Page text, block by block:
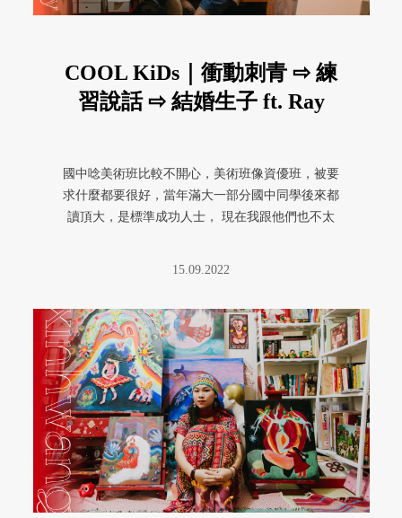
COOL KiDs｜衝動刺青 ⇨ 練
習說話 ⇨ 結婚生子 ft. Ray
國中唸美術班比較不開心，美術班像資優班，被要
求什麼都要很好，當年滿大一部分國中同學後來都
讀頂大，是標準成功人士， 現在我跟他們也不太
15.09.2022